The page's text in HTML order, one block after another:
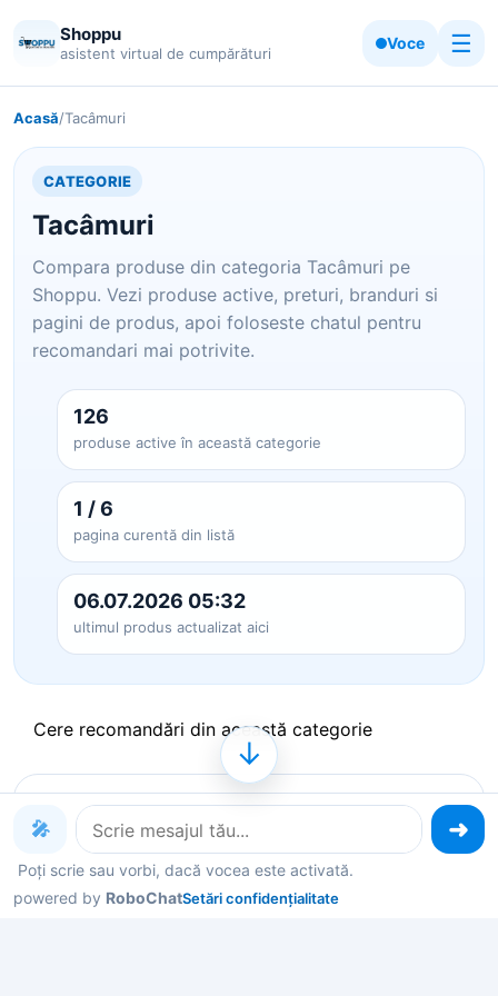
Shoppu
asistent virtual de cumpărături
Voce ☰
Acasă/Tacâmuri
CATEGORIE
Tacâmuri
Compara produse din categoria Tacâmuri pe
Shoppu. Vezi produse active, preturi, branduri si
pagini de produs, apoi foloseste chatul pentru
recomandari mai potrivite.
126
produse active în această categorie
1 / 6
pagina curentă din listă
06.07.2026 05:32
ultimul produs actualizat aici
Cere recomandări din această categorie
Produse pe care le poți explora
acum
Deschide un produs ca să vezi detalii, sau spune-
🎤
Poți scrie sau vorbi, dacă vocea este activată.
powered by RoboChatSetări confidențialitate
↓